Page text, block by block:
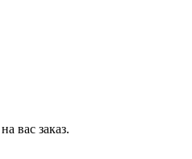
вас заказ.